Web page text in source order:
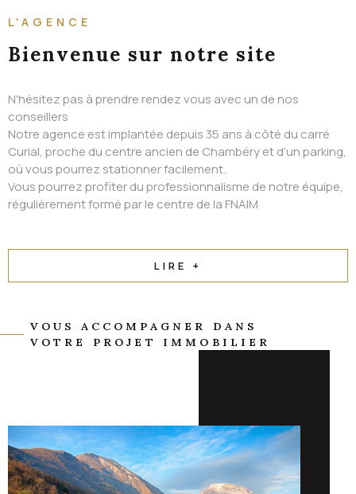
L'AGENCE
Bienvenue sur notre site
N'hésitez pas à prendre rendez vous avec un de nos
conseillers
Notre agence est implantée depuis 35 ans à côté du carré
Curial, proche du centre ancien de Chambéry et d’un parking,
où vous pourrez stationner facilement.
Vous pourrez profiter du professionnalisme de notre équipe,
régulièrement formé par le centre de la FNAIM
LIRE +
VOUS ACCOMPAGNER DANS
VOTRE PROJET IMMOBILIER